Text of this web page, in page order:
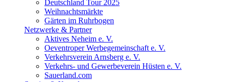
Deutschland Tour 2025
Weihnachtsmärkte
Gärten im Ruhrbogen
Netzwerke & Partner
Aktives Neheim e. V.
Oeventroper Werbegemeinschaft e. V.
Verkehrsverein Arnsberg e. V.
Verkehrs- und Gewerbeverein Hüsten e. V.
Sauerland.com